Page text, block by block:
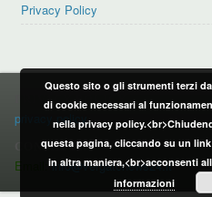
Privacy Policy
PRIVACY POLICY
privacy policy
CONTATTI:
Email:info@vergatonews24.it
Questo sito o gli strumenti terzi
di cookie necessari al
nella privacy
questa pagina, cliccando su un
in altra maniera,<br>acconsenti
informazioni